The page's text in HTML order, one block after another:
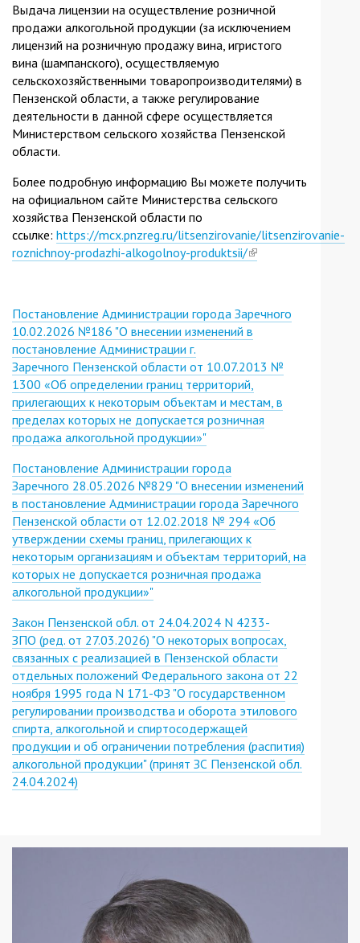
Выдача лицензии на осуществление розничной
продажи алкогольной продукции (за исключением
лицензий на розничную продажу вина, игристого
вина (шампанского), осуществляемую
сельскохозяйственными товаропроизводителями) в
Пензенской области, а также регулирование
деятельности в данной сфере осуществляется
Министерством сельского хозяйства Пензенской
области.
Более подробную информацию Вы можете получить
на официальном сайте Министерства сельского
хозяйства Пензенской области по
ссылке: https://mcx.pnzreg.ru/litsenzirovanie/litsenzirovanie-
roznichnoy-prodazhi-alkogolnoy-produktsii/(link
Постановление Администрации города Заречного
10.02.2026 №186 "О внесении изменений в
постановление Администрации г.
Заречного Пензенской области от 10.07.2013 №
1300 «Об определении границ территорий,
прилегающих к некоторым объектам и местам, в
пределах которых не допускается розничная
продажа алкогольной продукции»"
Постановление Администрации города
Заречного 28.05.2026 №829 "О внесении изменений
в постановление Администрации города Заречного
Пензенской области от 12.02.2018 № 294 «Об
утверждении схемы границ, прилегающих к
некоторым организациям и объектам территорий, на
которых не допускается розничная продажа
алкогольной продукции»"
Закон Пензенской обл. от 24.04.2024 N 4233-
ЗПО (ред. от 27.03.2026) "О некоторых вопросах,
связанных с реализацией в Пензенской области
отдельных положений Федерального закона от 22
ноября 1995 года N 171-ФЗ "О государственном
регулировании производства и оборота этилового
спирта, алкогольной и спиртосодержащей
продукции и об ограничении потребления (распития)
алкогольной продукции" (принят ЗС Пензенской обл.
24.04.2024)